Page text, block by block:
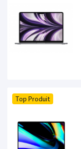
Top Produit